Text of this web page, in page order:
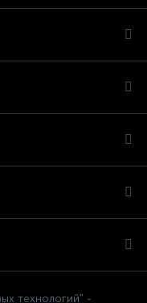
технологий" -